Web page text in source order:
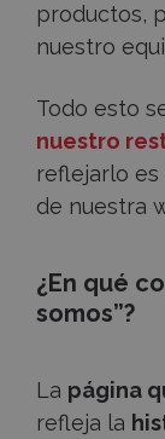
productos,
nuestro
Todo esto
nuestro
reflejarlo es
de nuestra
¿En qué
somos”?
La página
refleja la